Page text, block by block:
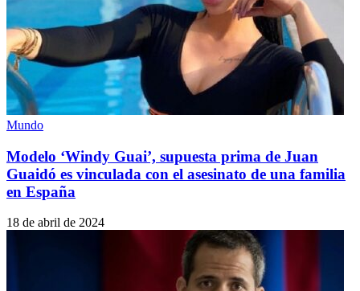
Mundo
Modelo ‘Windy Guai’, supuesta prima de Juan
Guaidó es vinculada con el asesinato de una familia
en España
18 de abril de 2024